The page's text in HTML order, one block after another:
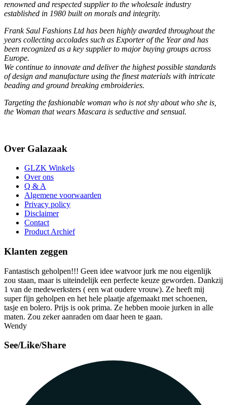
renowned and respected supplier to the wholesale industry
established in 1980 built on morals and integrity.
Frank Saul Fashions Ltd has been highly awarded throughout the
years collecting accolades such as Exporter of the Year and has
been recognized as a key supplier to major buying groups across
Europe.
We continue to innovate and deliver the highest possible standards
of design and manufacture using the finest materials with intricate
beading and ground breaking embroideries.
Targeting the fashionable woman who is not shy about who she is,
the Woman that wears Mascara is seductive and sensual.
Over Galazaak
GLZK Winkels
Over ons
Q & A
Algemene voorwaarden
Privacy policy
Disclaimer
Contact
Product Archief
Klanten zeggen
Fantastisch geholpen!!! Geen idee watvoor jurk me nou eigenlijk
zou staan, maar is uiteindelijk een perfecte keuze geworden. Dankzij
1 van de medewerksters ( een wat oudere vrouw). Ze heeft mij
super fijn geholpen en het hele plaatje afgemaakt met schoenen,
tasje en bolero. Prijs is ook prima. Ze hebben mooie jurken in alle
maten. Zou zeker aanraden om daar heen te gaan.
Wendy
See/Like/Share